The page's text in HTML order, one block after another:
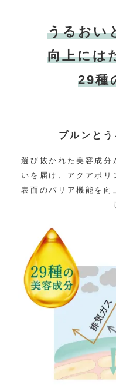
うるおい
向上には
29種
プルンとう
選び抜かれた美容成分
いを届け、アクアポリ
表面のバリア機能を向